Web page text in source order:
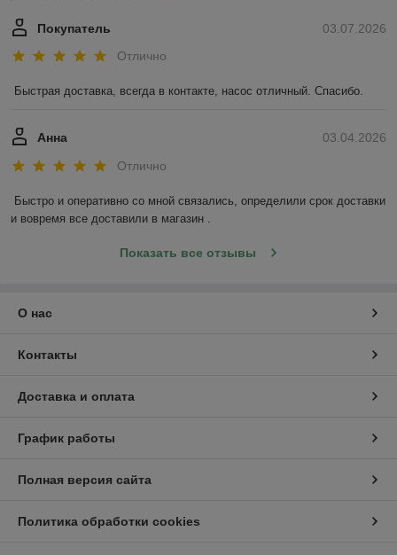
03.07.2026
Покупатель
Отлично
Быстрая доставка, всегда в контакте, насос отличный. Спасибо.
03.04.2026
Анна
Отлично
Быстро и оперативно со мной связались, определили срок доставки
и вовремя все доставили в магазин .
Показать все отзывы
О нас
Контакты
Доставка и оплата
График работы
Полная версия сайта
Политика обработки cookies